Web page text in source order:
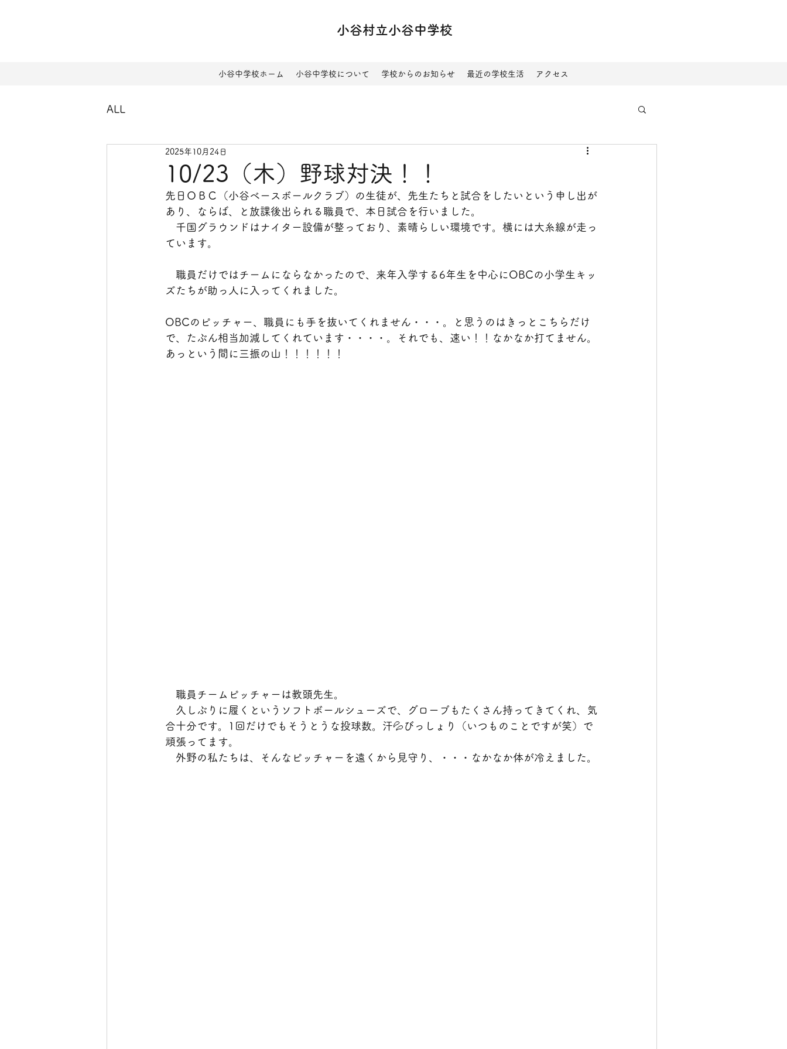
小谷村立小谷中学校
小谷中学校ホーム 小谷中学校について 学校からのお知らせ 最近の学校生活 アクセス
ALL
10/23（木）野球対決！！
2025年10月24日
先日ＯＢＣ（小谷ベースボールクラブ）の生徒が、先生たちと試合をしたいという申し出が
あり、ならば、と放課後出られる職員で、本日試合を行いました。
千国グラウンドはナイター設備が整っており、素晴らしい環境です。横には大糸線が走っ
ています。
職員だけではチームにならなかったので、来年入学する6年生を中心にOBCの小学生キッ
ズたちが助っ人に入ってくれました。
OBCのピッチャー、職員にも手を抜いてくれません・・・。と思うのはきっとこちらだけ
で、たぶん相当加減してくれています・・・・。それでも、速い！！なかなか打てません。
あっという間に三振の山！！！！！！
職員チームピッチャーは教頭先生。
久しぶりに履くというソフトボールシューズで、グローブもたくさん持ってきてくれ、気
合十分です。1回だけでもそうとうな投球数。汗💦びっしょり（いつものことですが笑）で
頑張ってます。
外野の私たちは、そんなピッチャーを遠くから見守り、・・・なかなか体が冷えました。